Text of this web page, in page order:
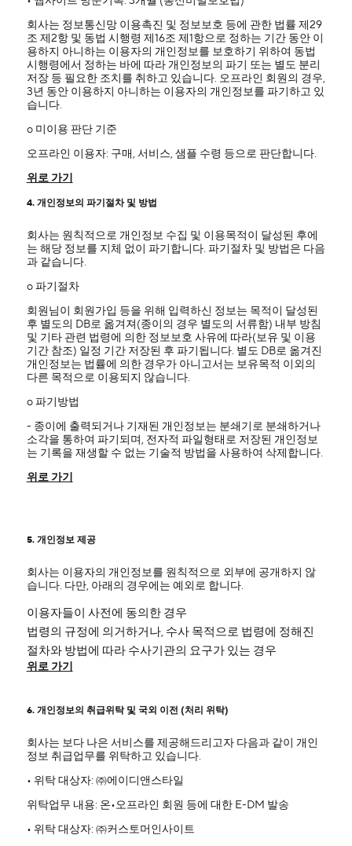
회사는 정보통신망 이용촉진 및 정보보호 등에 관한 법률 제29
조 제2항 및 동법 시행령 제16조 제1항으로 정하는 기간 동안 이
용하지 아니하는 이용자의 개인정보를 보호하기 위하여 동법
시행령에서 정하는 바에 따라 개인정보의 파기 또는 별도 분리
저장 등 필요한 조치를 취하고 있습니다. 오프라인 회원의 경우,
3년 동안 이용하지 아니하는 이용자의 개인정보를 파기하고 있
습니다.
ο 미이용 판단 기준
오프라인 이용자: 구매, 서비스, 샘플 수령 등으로 판단합니다.
위로 가기
4. 개인정보의 파기절차 및 방법
회사는 원칙적으로 개인정보 수집 및 이용목적이 달성된 후에
는 해당 정보를 지체 없이 파기합니다. 파기절차 및 방법은 다음
과 같습니다.
ο 파기절차
회원님이 회원가입 등을 위해 입력하신 정보는 목적이 달성된
후 별도의 DB로 옮겨져(종이의 경우 별도의 서류함) 내부 방침
및 기타 관련 법령에 의한 정보보호 사유에 따라(보유 및 이용
기간 참조) 일정 기간 저장된 후 파기됩니다. 별도 DB로 옮겨진
개인정보는 법률에 의한 경우가 아니고서는 보유목적 이외의
다른 목적으로 이용되지 않습니다.
ο 파기방법
- 종이에 출력되거나 기재된 개인정보는 분쇄기로 분쇄하거나
소각을 통하여 파기되며, 전자적 파일형태로 저장된 개인정보
는 기록을 재생할 수 없는 기술적 방법을 사용하여 삭제합니다.
위로 가기
5. 개인정보 제공
회사는 이용자의 개인정보를 원칙적으로 외부에 공개하지 않
습니다. 다만, 아래의 경우에는 예외로 합니다.
이용자들이 사전에 동의한 경우
법령의 규정에 의거하거나, 수사 목적으로 법령에 정해진
절차와 방법에 따라 수사기관의 요구가 있는 경우
위로 가기
6. 개인정보의 취급위탁 및 국외 이전 (처리 위탁)
회사는 보다 나은 서비스를 제공해드리고자 다음과 같이 개인
정보 취급업무를 위탁하고 있습니다.
• 위탁 대상자: ㈜에이디앤스타일
위탁업무 내용: 온•오프라인 회원 등에 대한 E-DM 발송
• 위탁 대상자: ㈜커스토머인사이트